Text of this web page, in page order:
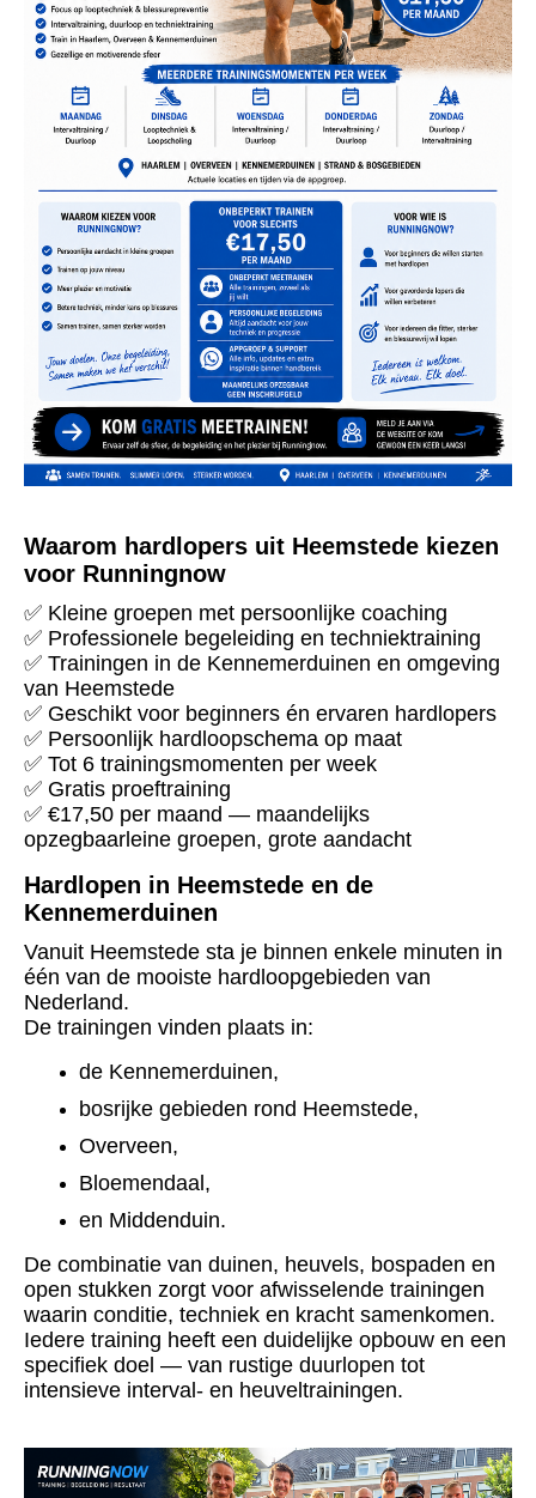
Waarom hardlopers uit Heemstede kiezen
voor Runningnow
✅ Kleine groepen met persoonlijke coaching
✅ Professionele begeleiding en techniektraining
✅ Trainingen in de Kennemerduinen en omgeving
van Heemstede
✅ Geschikt voor beginners én ervaren hardlopers
✅ Persoonlijk hardloopschema op maat
✅ Tot 6 trainingsmomenten per week
✅ Gratis proeftraining
✅ €17,50 per maand — maandelijks
opzegbaarleine groepen, grote aandacht
Hardlopen in Heemstede en de
Kennemerduinen
Vanuit Heemstede sta je binnen enkele minuten in
één van de mooiste hardloopgebieden van
Nederland.
De trainingen vinden plaats in:
de Kennemerduinen,
bosrijke gebieden rond Heemstede,
Overveen,
Bloemendaal,
en Middenduin.
De combinatie van duinen, heuvels, bospaden en
open stukken zorgt voor afwisselende trainingen
waarin conditie, techniek en kracht samenkomen.
Iedere training heeft een duidelijke opbouw en een
specifiek doel — van rustige duurlopen tot
intensieve interval- en heuveltrainingen.